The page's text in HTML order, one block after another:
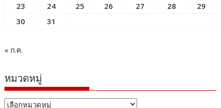
23
24 25 26 27 28
29
30
31
« ก.ค.
หมวดหมู่
หมวด